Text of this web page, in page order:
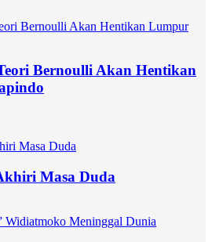
Bernoulli Akan Hentikan
Masa Duda